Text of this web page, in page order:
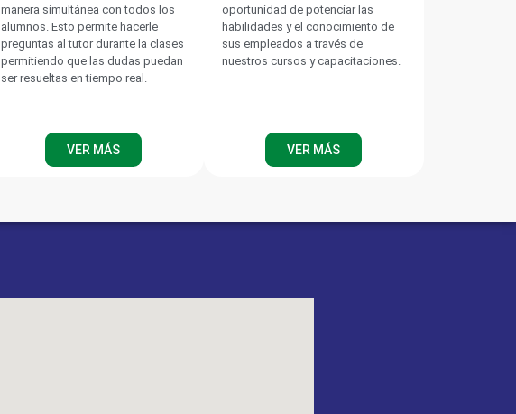
manera simultánea con todos los
alumnos. Esto permite hacerle
preguntas al tutor durante la clases
permitiendo que las dudas puedan
ser resueltas en tiempo real.
VER MÁS
oportunidad de potenciar las
habilidades y el conocimiento de
sus empleados a través de
nuestros cursos y capacitaciones.
VER MÁS